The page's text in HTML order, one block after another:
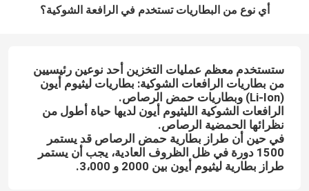
أي نوع من البطاريات تستخدم في الرافعة الشوكية؟
ستستخدم معظم عمليات التخزين أحد نوعين رئيسيين
من بطاريات الرافعات الشوكية: بطاريات ليثيوم أيون
(Li-Ion) وبطاريات حمض الرصاص.
الرافعات الشوكية الليثيوم أيون لديها حياة أطول من
نظرائها الحمضية الرصاص.
في حين أن طراز بطارية حمض الرصاص قد يستمر
1500 دورة في ظل الظروف العادية، يجب أن يستمر
طراز بطارية ليثيوم أيون بين 2000 و 3،000.